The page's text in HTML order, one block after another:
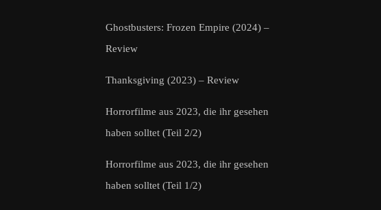
Ghostbusters: Frozen Empire (2024) –
Review
Thanksgiving (2023) – Review
Horrorfilme aus 2023, die ihr gesehen
haben solltet (Teil 2/2)
Horrorfilme aus 2023, die ihr gesehen
haben solltet (Teil 1/2)